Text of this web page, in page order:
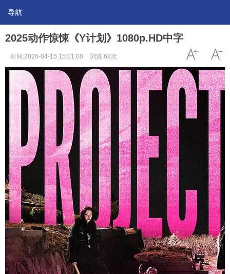
导航
2025动作惊悚《Y计划》1080p.HD中字
时间:2026-04-15 15:01:00 浏览:68次